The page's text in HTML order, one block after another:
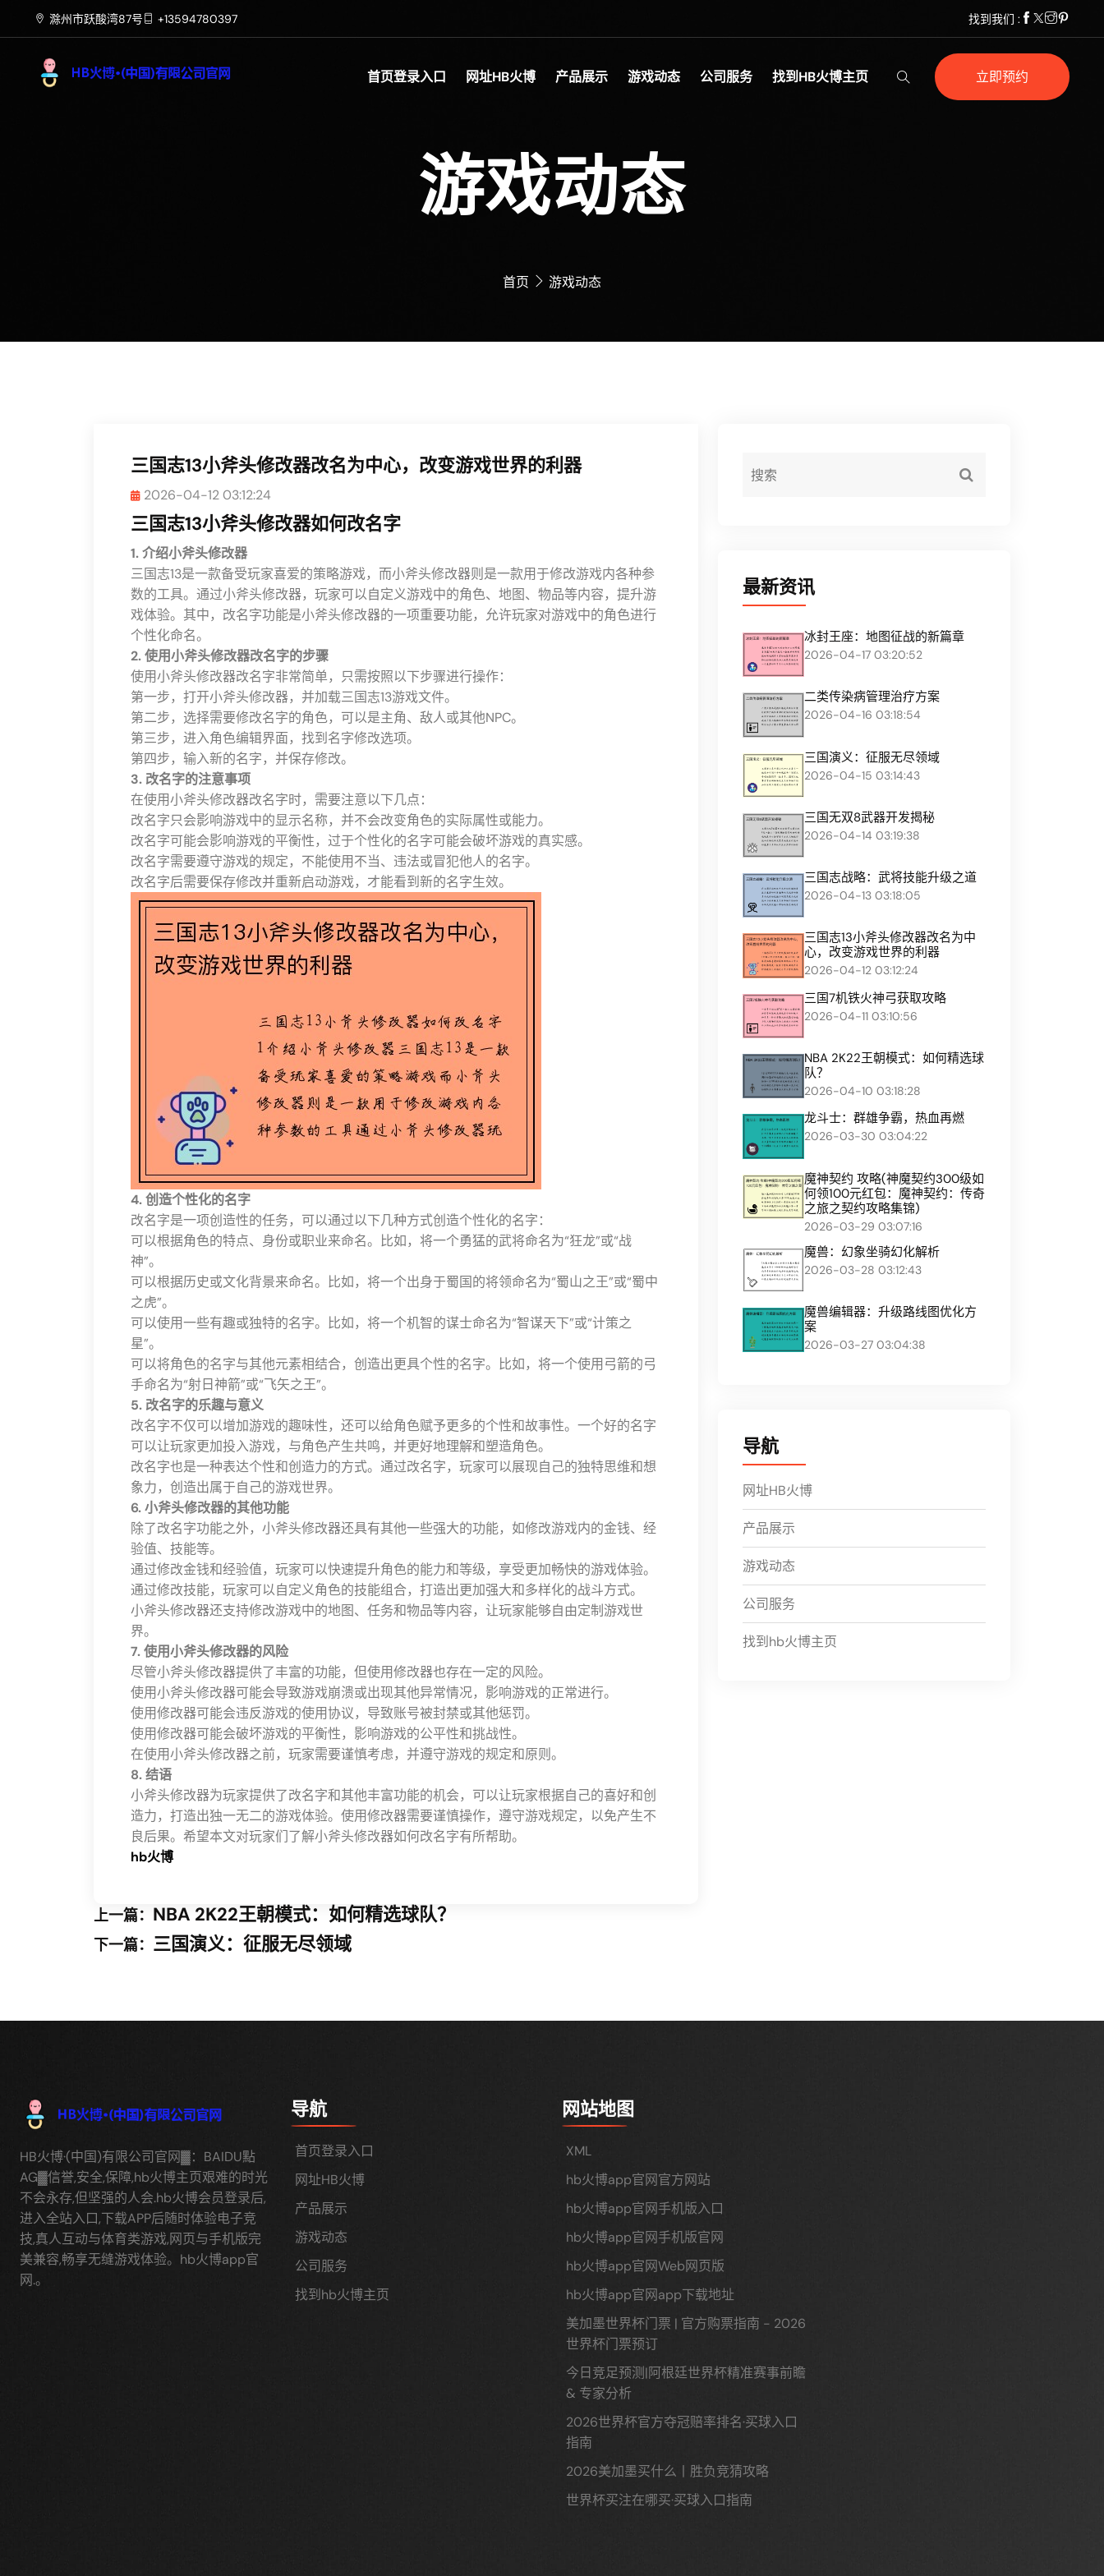
滁州市跃酸湾87号 +13594780397 找到我们 :
首页登录入口 网址HB火博 产品展示 游戏动态 公司服务 找到HB火博主页 立即预约
游戏动态
首页 游戏动态
三国志13小斧头修改器改名为中心，改变游戏世界的利器
2026-04-12 03:12:24
三国志13小斧头修改器如何改名字
1. 介绍小斧头修改器
三国志13是一款备受玩家喜爱的策略游戏，而小斧头修改器则是一款用于修改游戏内各种参
数的工具。通过小斧头修改器，玩家可以自定义游戏中的角色、地图、物品等内容，提升游
戏体验。其中，改名字功能是小斧头修改器的一项重要功能，允许玩家对游戏中的角色进行
个性化命名。
2. 使用小斧头修改器改名字的步骤
使用小斧头修改器改名字非常简单，只需按照以下步骤进行操作：
第一步，打开小斧头修改器，并加载三国志13游戏文件。
第二步，选择需要修改名字的角色，可以是主角、敌人或其他NPC。
第三步，进入角色编辑界面，找到名字修改选项。
第四步，输入新的名字，并保存修改。
3. 改名字的注意事项
在使用小斧头修改器改名字时，需要注意以下几点：
改名字只会影响游戏中的显示名称，并不会改变角色的实际属性或能力。
改名字可能会影响游戏的平衡性，过于个性化的名字可能会破坏游戏的真实感。
改名字需要遵守游戏的规定，不能使用不当、违法或冒犯他人的名字。
改名字后需要保存修改并重新启动游戏，才能看到新的名字生效。
4. 创造个性化的名字
改名字是一项创造性的任务，可以通过以下几种方式创造个性化的名字：
可以根据角色的特点、身份或职业来命名。比如，将一个勇猛的武将命名为“狂龙”或“战
神”。
可以根据历史或文化背景来命名。比如，将一个出身于蜀国的将领命名为“蜀山之王”或“蜀中
之虎”。
可以使用一些有趣或独特的名字。比如，将一个机智的谋士命名为“智谋天下”或“计策之
星”。
可以将角色的名字与其他元素相结合，创造出更具个性的名字。比如，将一个使用弓箭的弓
手命名为“射日神箭”或“飞矢之王”。
5. 改名字的乐趣与意义
改名字不仅可以增加游戏的趣味性，还可以给角色赋予更多的个性和故事性。一个好的名字
可以让玩家更加投入游戏，与角色产生共鸣，并更好地理解和塑造角色。
改名字也是一种表达个性和创造力的方式。通过改名字，玩家可以展现自己的独特思维和想
象力，创造出属于自己的游戏世界。
6. 小斧头修改器的其他功能
除了改名字功能之外，小斧头修改器还具有其他一些强大的功能，如修改游戏内的金钱、经
验值、技能等。
通过修改金钱和经验值，玩家可以快速提升角色的能力和等级，享受更加畅快的游戏体验。
通过修改技能，玩家可以自定义角色的技能组合，打造出更加强大和多样化的战斗方式。
小斧头修改器还支持修改游戏中的地图、任务和物品等内容，让玩家能够自由定制游戏世
界。
7. 使用小斧头修改器的风险
尽管小斧头修改器提供了丰富的功能，但使用修改器也存在一定的风险。
使用小斧头修改器可能会导致游戏崩溃或出现其他异常情况，影响游戏的正常进行。
使用修改器可能会违反游戏的使用协议，导致账号被封禁或其他惩罚。
使用修改器可能会破坏游戏的平衡性，影响游戏的公平性和挑战性。
在使用小斧头修改器之前，玩家需要谨慎考虑，并遵守游戏的规定和原则。
8. 结语
小斧头修改器为玩家提供了改名字和其他丰富功能的机会，可以让玩家根据自己的喜好和创
造力，打造出独一无二的游戏体验。使用修改器需要谨慎操作，遵守游戏规定，以免产生不
良后果。希望本文对玩家们了解小斧头修改器如何改名字有所帮助。
hb火博
上一篇： NBA 2K22王朝模式：如何精选球队？
下一篇： 三国演义：征服无尽领域
最新资讯
冰封王座：地图征战的新篇章
2026-04-17 03:20:52
二类传染病管理治疗方案
2026-04-16 03:18:54
三国演义：征服无尽领域
2026-04-15 03:14:43
三国无双8武器开发揭秘
2026-04-14 03:19:38
三国志战略：武将技能升级之道
2026-04-13 03:18:05
三国志13小斧头修改器改名为中
心，改变游戏世界的利器
2026-04-12 03:12:24
三国7机铁火神弓获取攻略
2026-04-11 03:10:56
NBA 2K22王朝模式：如何精选球
队？
2026-04-10 03:18:28
龙斗士：群雄争霸，热血再燃
2026-03-30 03:04:22
魔神契约 攻略(神魔契约300级如
何领100元红包：魔神契约：传奇
之旅之契约攻略集锦)
2026-03-29 03:07:16
魔兽：幻象坐骑幻化解析
2026-03-28 03:12:43
魔兽编辑器：升级路线图优化方
案
2026-03-27 03:04:38
导航
网址HB火博
产品展示
游戏动态
公司服务
找到hb火博主页
HB火博·(中国)有限公司官网▓：BAIDU點
AG▓信誉,安全,保障,hb火博主页艰难的时光
不会永存,但坚强的人会.hb火博会员登录后,
进入全站入口,下载APP后随时体验电子竞
技,真人互动与体育类游戏,网页与手机版完
美兼容,畅享无缝游戏体验。hb火博app官
网.。
导航
首页登录入口
网址HB火博
产品展示
游戏动态
公司服务
找到hb火博主页
网站地图
XML
hb火博app官网官方网站
hb火博app官网手机版入口
hb火博app官网手机版官网
hb火博app官网Web网页版
hb火博app官网app下载地址
美加墨世界杯门票 | 官方购票指南 - 2026
世界杯门票预订
今日竞足预测|阿根廷世界杯精准赛事前瞻
& 专家分析
2026世界杯官方夺冠赔率排名·买球入口
指南
2026美加墨买什么丨胜负竞猜攻略
世界杯买注在哪买·买球入口指南